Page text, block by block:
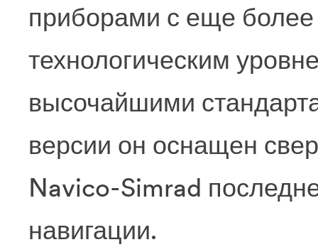
приборами с еще
технологическим
высочайшими
версии он оснащен
Navico-Simrad
навигации.